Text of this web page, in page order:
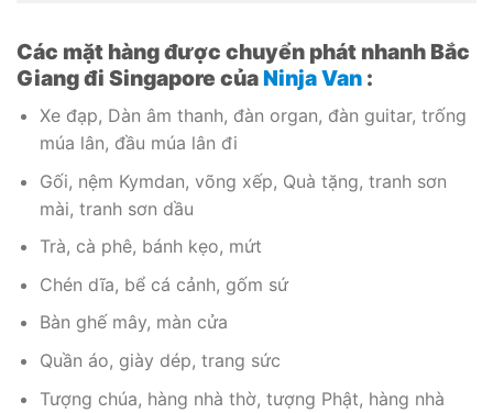
Các mặt hàng được chuyển phát nhanh Bắc
Giang đi Singapore củaNinja Van :
Xe đạp, Dàn âm thanh, đàn organ, đàn guitar, trống
múa lân, đầu múa lân đi
Gối, nệm Kymdan, võng xếp, Quà tặng, tranh sơn
mài, tranh sơn dầu
Trà, cà phê, bánh kẹo, mứt
Chén dĩa, bể cá cảnh, gốm sứ
Bàn ghế mây, màn cửa
Quần áo, giày dép, trang sức
Tượng chúa, hàng nhà thờ, tượng Phật, hàng nhà